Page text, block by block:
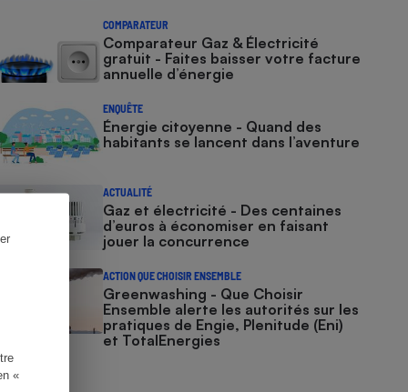
«
COMPARATEUR
Comparateur Gaz & Électricité
gratuit - Faites baisser votre facture
annuelle d’énergie
ENQUÊTE
Énergie citoyenne - Quand des
habitants se lancent dans l’aventure
ACTUALITÉ
Gaz et électricité - Des centaines
d’euros à économiser en faisant
jouer la concurrence
ACTION QUE CHOISIR ENSEMBLE
Greenwashing - Que Choisir
Ensemble alerte les autorités sur les
pratiques de Engie, Plenitude (Eni)
et TotalEnergies